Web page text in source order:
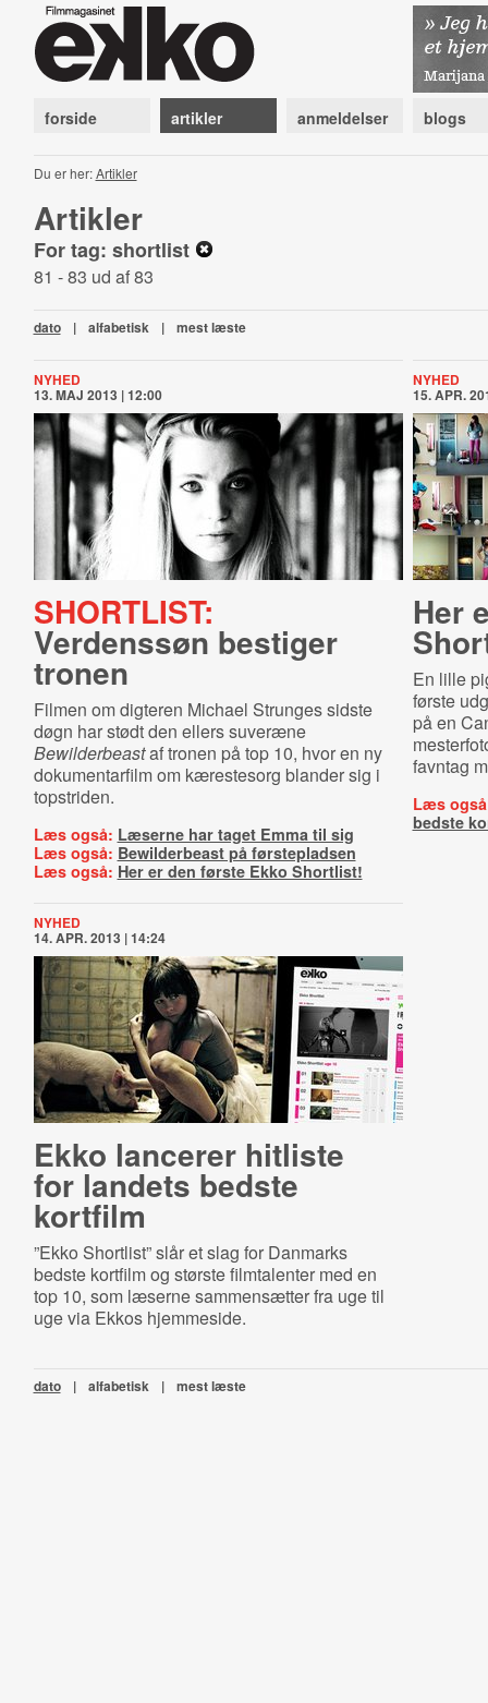
forside artikler anmeldelser blogs
Du er her:Artikler
Artikler
For tag: shortlist
81 - 83 ud af 83
dato | alfabetisk | mest læste
NYHED
13. MAJ 2013 | 12:00
SHORTLIST:
Verdenssøn bestiger
tronen
Filmen om digteren Michael Strunges sidste
døgn har stødt den ellers suveræne
Bewilderbeastaf tronen på top 10, hvor en ny
dokumentarfilm om kærestesorg blander sig i
topstriden.
Læs også: Læserne har taget Emma til sig
Læs også: Bewilderbeast på førstepladsen
Læs også: Her er den første Ekko Shortlist!
NYHED
15. APR.
Her
En lille
første
på en
favntag
Læs
bedste
NYHED
14. APR. 2013 | 14:24
Ekko lancerer hitliste
for landets bedste
kortfilm
”Ekko Shortlist” slår et slag for Danmarks
bedste kortfilm og største filmtalenter med en
top 10, som læserne sammensætter fra uge til
uge via Ekkos hjemmeside.
dato | alfabetisk | mest læste